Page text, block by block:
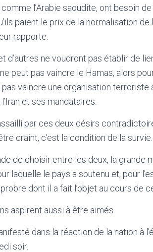
l’Arabie saoudite, ont besoin
paient le prix de la normalisation
rapporte.
d’autres ne voudront pas établir de
peut pas vaincre le Hamas, alors
pas vaincre une organisation
et ses mandataires.
par ces deux désirs
craint, c’est la condition de la survie.
de choisir entre les deux, la grande
laquelle le pays a soutenu et, pour
dont il a fait l’objet au cours de
aspirent aussi à être aimés.
dans la réaction de la nation à
soir.